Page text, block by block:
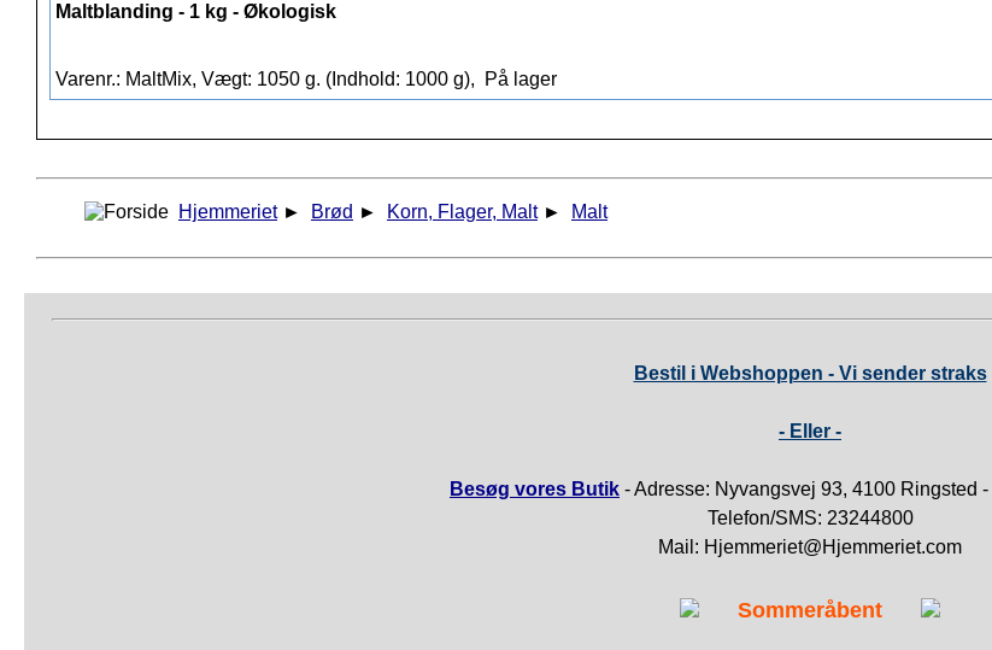
Maltblanding - 1 kg - Økologisk
Varenr.: MaltMix, Vægt: 1050 g. (Indhold: 1000 g), På lager
Hjemmeriet ► Brød ► Korn, Flager, Malt ► Malt
Bestil i Webshoppen - Vi sender straks
- Eller -
Besøg vores Butik - Adresse: Nyvangsvej 93, 4100 Ringsted -
Telefon/SMS: 23244800
Mail: Hjemmeriet@Hjemmeriet.com
Sommeråbent